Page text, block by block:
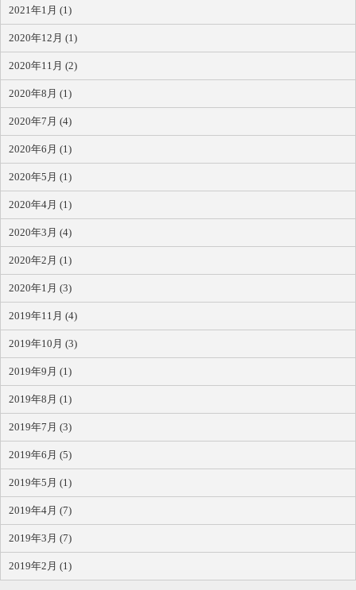
2021年1月 (1)
2020年12月 (1)
2020年11月 (2)
2020年8月 (1)
2020年7月 (4)
2020年6月 (1)
2020年5月 (1)
2020年4月 (1)
2020年3月 (4)
2020年2月 (1)
2020年1月 (3)
2019年11月 (4)
2019年10月 (3)
2019年9月 (1)
2019年8月 (1)
2019年7月 (3)
2019年6月 (5)
2019年5月 (1)
2019年4月 (7)
2019年3月 (7)
2019年2月 (1)